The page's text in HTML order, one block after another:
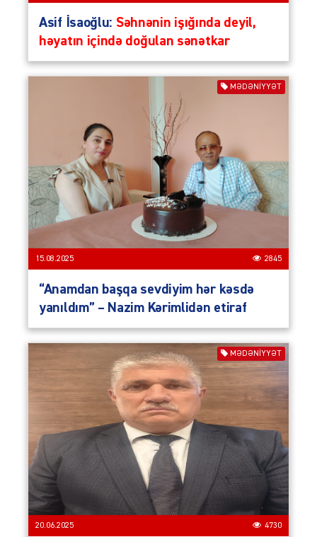
Asif İsaoğlu: Səhnənin işığında deyil,
həyatın içində doğulan sənətkar
MƏDƏNİYYƏT
15.08.2025 2845
“Anamdan başqa sevdiyim hər kəsdə
yanıldım” – Nazim Kərimlidən etiraf
MƏDƏNİYYƏT
20.06.2025 4730